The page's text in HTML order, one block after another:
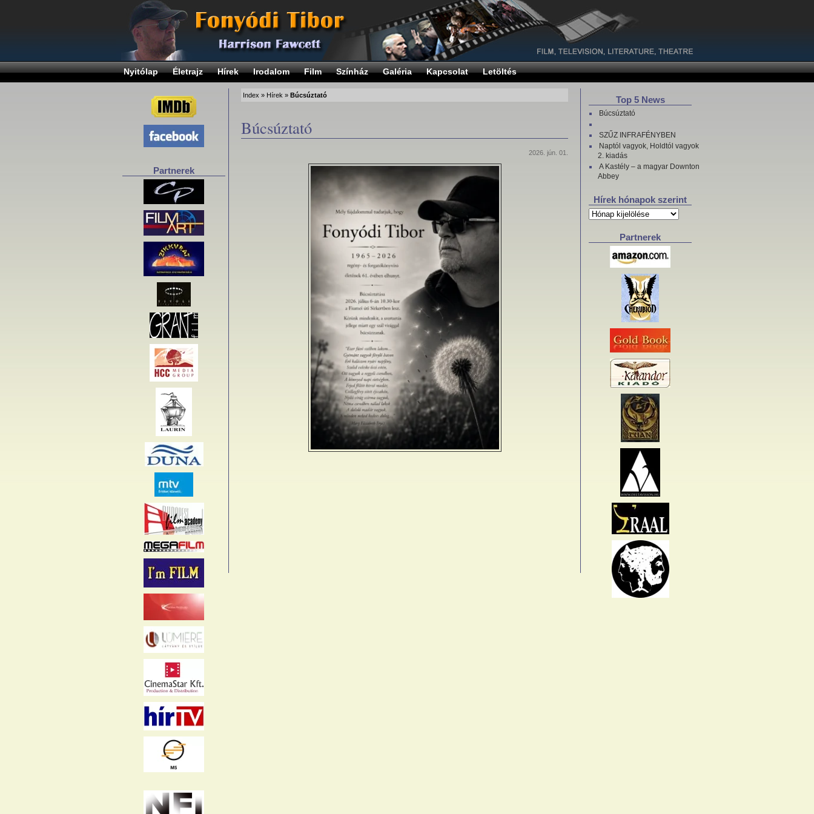
Nyitólap Életrajz Hírek Irodalom Film Színház Galéria Kapcsolat Letöltés
Partnerek
Index » Hírek » Búcsúztató
Búcsúztató
2026. jún. 01.
Top 5 News
Búcsúztató
SZŰZ INFRAFÉNYBEN
Naptól vagyok, Holdtól vagyok
2. kiadás
A Kastély – a magyar Downton
Abbey
Hírek hónapok szerint
Hírek
hónapok
Partnerek